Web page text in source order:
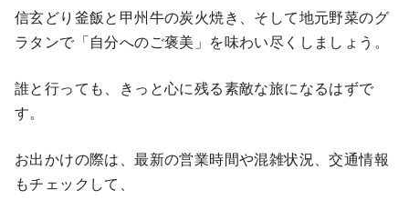
信玄どり釜飯と甲州牛の炭火焼き、そして地元野菜のグ
ラタンで「自分へのご褒美」を味わい尽くしましょう。
誰と行っても、きっと心に残る素敵な旅になるはずで
す。
お出かけの際は、最新の営業時間や混雑状況、交通情報
もチェックして、